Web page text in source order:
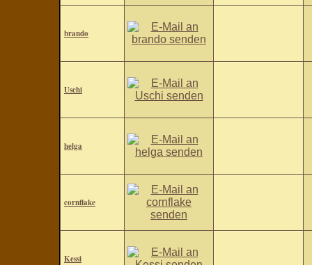
brando
Uschi
helga
cornflake
Kessi